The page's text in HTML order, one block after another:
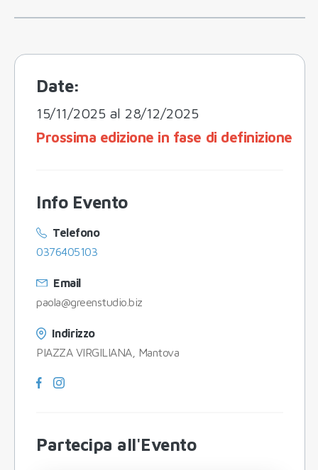
Date:
15/11/2025 al 28/12/2025
Prossima edizione in fase di definizione
Info Evento
Telefono
0376405103
Email
paola@greenstudio.biz
Indirizzo
PIAZZA VIRGILIANA, Mantova
Partecipa all'Evento